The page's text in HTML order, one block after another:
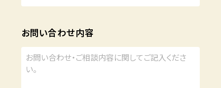
お問い合わせ内容